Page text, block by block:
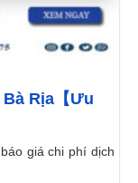
Rịa【Ưu
giá chi phí dịch